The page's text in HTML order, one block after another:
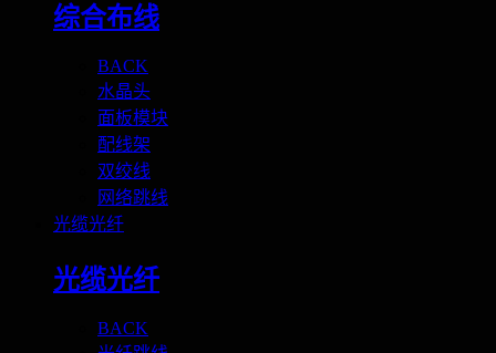
综合布线
BACK
水晶头
面板模块
配线架
双绞线
网络跳线
光缆光纤
光缆光纤
BACK